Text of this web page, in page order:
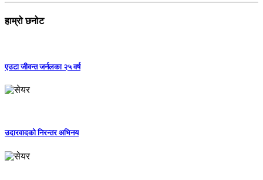
हाम्रो छनोट
एउटा जीवन्त जर्नलका २५ वर्ष
उदारवादको निरन्तर अभिनय